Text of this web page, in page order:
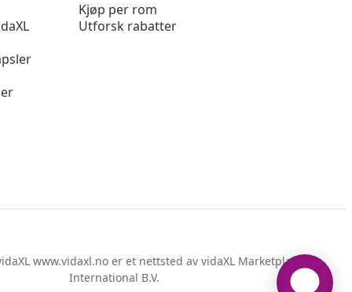
Kjøp per rom
Utforsk rabatter
www.vidaxl.no er et nettsted av vidaXL Marketplace
International B.V.